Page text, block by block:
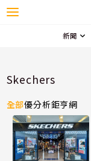
新聞
Skechers
全部優分析鉅亨網